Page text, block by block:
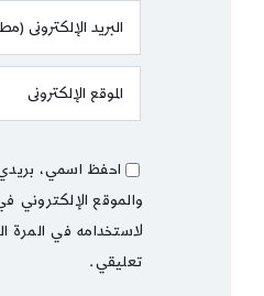
احفظ اسمي، بريدي
والموقع الإلكتروني
لاستخدامه في المرة
تعليقي.